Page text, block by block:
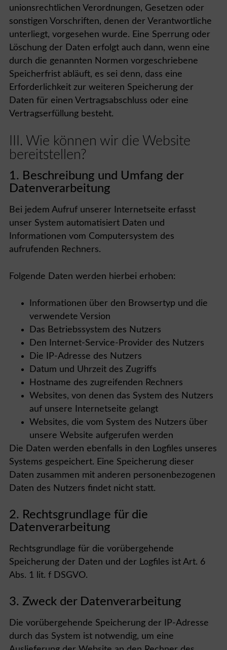
unionsrechtlichen Verordnungen, Gesetzen oder
sonstigen Vorschriften, denen der Verantwortliche
unterliegt, vorgesehen wurde. Eine Sperrung oder
Löschung der Daten erfolgt auch dann, wenn eine
durch die genannten Normen vorgeschriebene
Speicherfrist abläuft, es sei denn, dass eine
Erforderlichkeit zur weiteren Speicherung der
Daten für einen Vertragsabschluss oder eine
Vertragserfüllung besteht.
III. Wie können wir die Website
bereitstellen?
1. Beschreibung und Umfang der
Datenverarbeitung
Bei jedem Aufruf unserer Internetseite erfasst
unser System automatisiert Daten und
Informationen vom Computersystem des
aufrufenden Rechners.
Folgende Daten werden hierbei erhoben:
Informationen über den Browsertyp und die
verwendete Version
Das Betriebssystem des Nutzers
Den Internet-Service-Provider des Nutzers
Die IP-Adresse des Nutzers
Datum und Uhrzeit des Zugriffs
Hostname des zugreifenden Rechners
Websites, von denen das System des Nutzers
auf unsere Internetseite gelangt
Websites, die vom System des Nutzers über
unsere Website aufgerufen werden
Die Daten werden ebenfalls in den Logfiles unseres
Systems gespeichert. Eine Speicherung dieser
Daten zusammen mit anderen personenbezogenen
Daten des Nutzers findet nicht statt.
2. Rechtsgrundlage für die
Datenverarbeitung
Rechtsgrundlage für die vorübergehende
Speicherung der Daten und der Logfiles ist Art. 6
Abs. 1 lit. f DSGVO.
3. Zweck der Datenverarbeitung
Die vorübergehende Speicherung der IP-Adresse
durch das System ist notwendig, um eine